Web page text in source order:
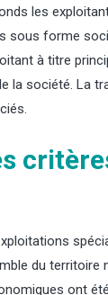
les
sous forme
à titre
la société. La
du territoire
ont